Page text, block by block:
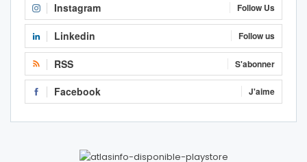
Instagram Follow Us
Linkedin Follow us
RSS S'abonner
Facebook J'aime